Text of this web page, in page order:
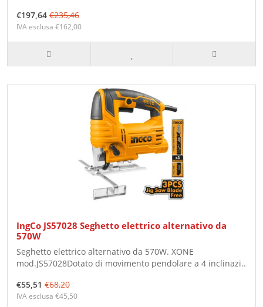
€197,64 €235,46
IVA esclusa €162,00
IngCo JS57028 Seghetto elettrico alternativo da
570W
Seghetto elettrico alternativo da 570W. XONE
mod.JS57028Dotato di movimento pendolare a 4 inclinazi..
€55,51 €68,20
IVA esclusa €45,50